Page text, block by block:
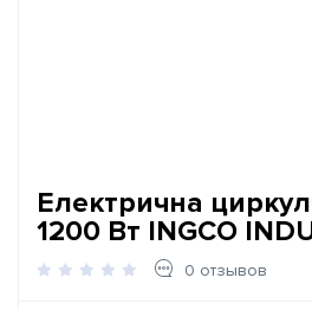
Електрична
1200 Вт INGCO
0 отзывов